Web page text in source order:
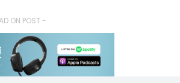
ON POST -